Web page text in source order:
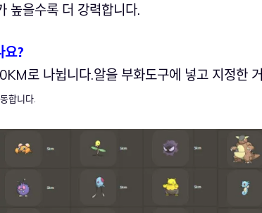
높을수록 더 강력합니다.
요?
로 나뉩니다.알을 부화도구에 넣고 지정한 거
합니다.